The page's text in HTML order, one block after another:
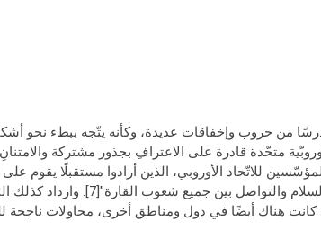
من حروب وإخفاقات عديدة، وكأنه يتّجه ببطء نحو
متحّدة قادرة على الاعترافِ بجذور مشتركة
للاتّحاد الأوروبي، الذين أرادوا مستقبلًا يقوم
من أجل التغلّب على الانقسامات، وتعزيز السلام
كانت هناك أيضًا في دول ومناطق أخرى، محاولات ناجحة